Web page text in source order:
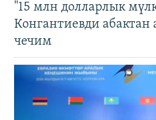
"15 млн долларлык
Конгантиевди абактан
чечим